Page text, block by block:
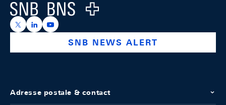
Logo
https://x.com/snb_bns
https://ch.linkedin.com/company/swiss-national-
https://www.youtube.com/@swissnationalbank
SNB NEWS ALERT
Adresse postale & contact